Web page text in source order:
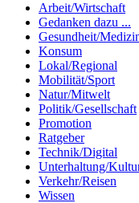
Arbeit/Wirtschaft
Gedanken dazu ...
Gesundheit/
Konsum
Lokal/Regional
Mobilität/Sport
Natur/Mitwelt
Politik/Gesellschaft
Promotion
Ratgeber
Technik/Digital
Unterhaltung/
Verkehr/Reisen
Wissen